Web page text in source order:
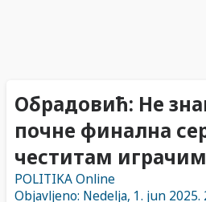
Обрадовић: Не
почне финална
честитам
POLITIKA Online
Objavljeno: Nedelja, 1. jun 2025.